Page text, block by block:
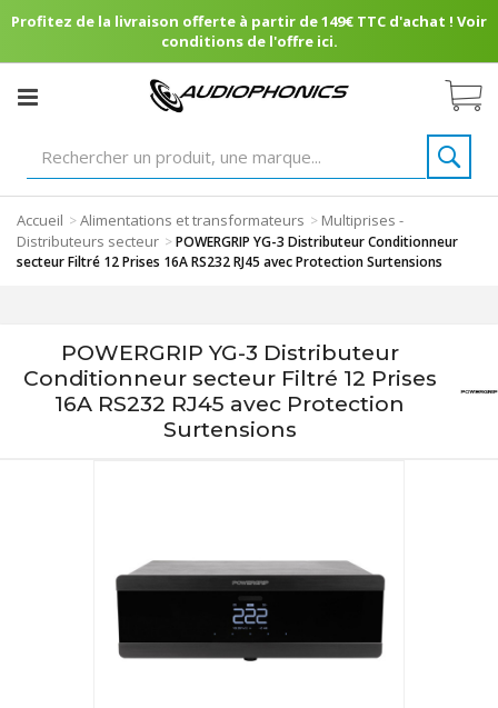
Profitez de la livraison offerte à partir de 149€ TTC d'achat ! Voir
conditions de l'offre ici.
Accueil >Alimentations et transformateurs > Multiprises -
Distributeurs secteur >POWERGRIP YG-3 Distributeur Conditionneur
secteur Filtré 12 Prises 16A RS232 RJ45 avec Protection Surtensions
POWERGRIP YG-3 Distributeur
Conditionneur secteur Filtré 12 Prises
16A RS232 RJ45 avec Protection
Surtensions